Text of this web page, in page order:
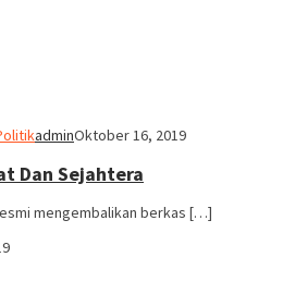
adminOktober 16, 2019
Dan Sejahtera
resmi mengembalikan berkas […]